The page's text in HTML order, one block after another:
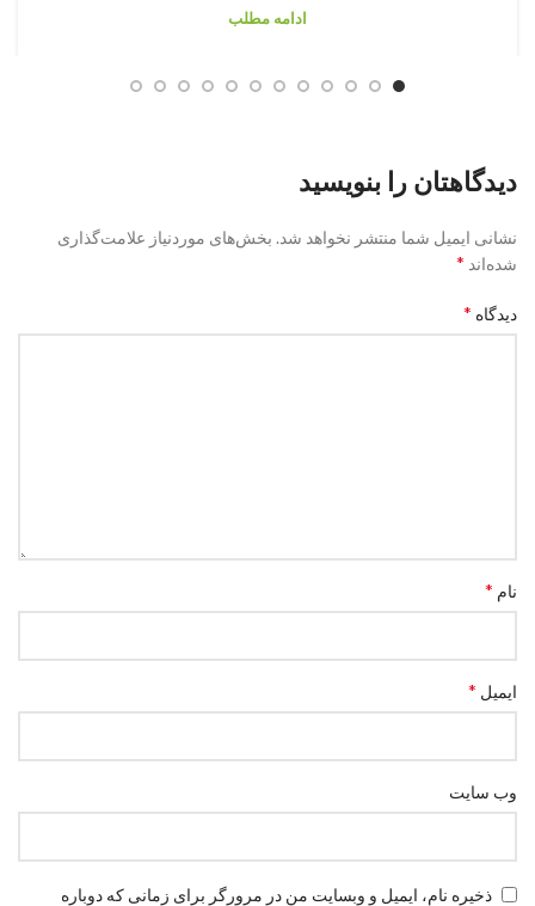
ادامه مطلب
دیدگاهتان را بنویسید
نشانی ایمیل شما منتشر نخواهد شد. بخش‌های موردنیاز علامت‌گذاری
شده‌اند *
دیدگاه *
نام *
ایمیل *
وب‌ سایت
ذخیره نام، ایمیل و وبسایت من در مرورگر برای زمانی که دوباره